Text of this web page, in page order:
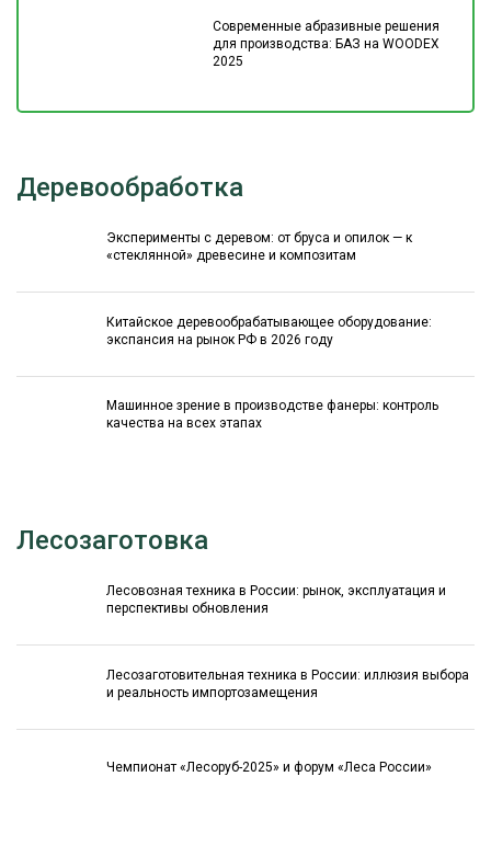
Современные абразивные решения
для производства: БАЗ на WOODEX
2025
Деревообработка
Эксперименты с деревом: от бруса и опилок — к
«стеклянной» древесине и композитам
Китайское деревообрабатывающее оборудование:
экспансия на рынок РФ в 2026 году
Машинное зрение в производстве фанеры: контроль
качества на всех этапах
Лесозаготовка
Лесовозная техника в России: рынок, эксплуатация и
перспективы обновления
Лесозаготовительная техника в России: иллюзия выбора
и реальность импортозамещения
Чемпионат «Лесоруб-2025» и форум «Леса России»